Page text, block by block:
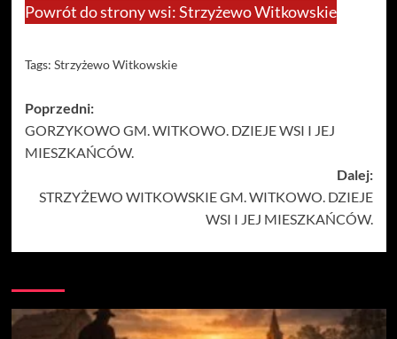
Powrót do strony wsi: Strzyżewo Witkowskie
Tags: Strzyżewo Witkowskie
Zobacz
wpisy
Poprzedni:
GORZYKOWO GM. WITKOWO. DZIEJE WSI I JEJ
MIESZKAŃCÓW.
Dalej:
STRZYŻEWO WITKOWSKIE GM. WITKOWO. DZIEJE
WSI I JEJ MIESZKAŃCÓW.